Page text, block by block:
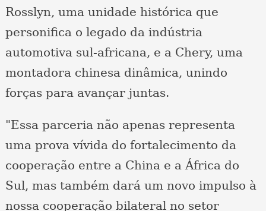
Rosslyn, uma unidade histórica que
personifica o legado da indústria
automotiva sul-africana, e a Chery, uma
montadora chinesa dinâmica, unindo
forças para avançar juntas.
"Essa parceria não apenas representa
uma prova vívida do fortalecimento da
cooperação entre a China e a África do
Sul, mas também dará um novo impulso à
nossa cooperação bilateral no setor